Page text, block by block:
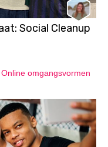
Social Cleanup
Online omgangsvormen